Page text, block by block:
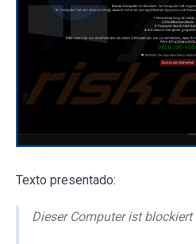
Texto presentado:
Dieser Computer ist blockiert